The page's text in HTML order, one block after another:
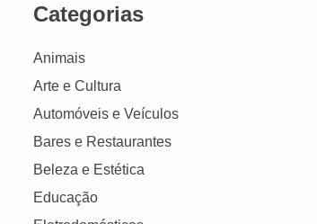
Categorias
Animais
Arte e Cultura
Automóveis e Veículos
Bares e Restaurantes
Beleza e Estética
Educação